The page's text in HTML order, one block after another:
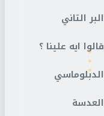
البر التاني
قالوا ايه علينا ؟
الدبلوماسي
العدسة